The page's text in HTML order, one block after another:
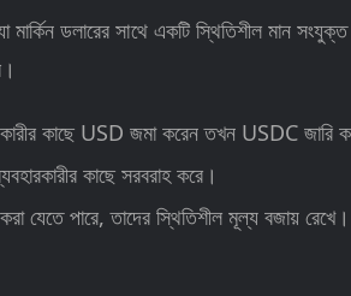
ডলারের সাথে একটি স্থিতিশীল মান
কাছে USD জমা করেন তখন USDC জারি
কাছে সরবরাহ করে।
পারে, তাদের স্থিতিশীল মূল্য বজায় রেখে।